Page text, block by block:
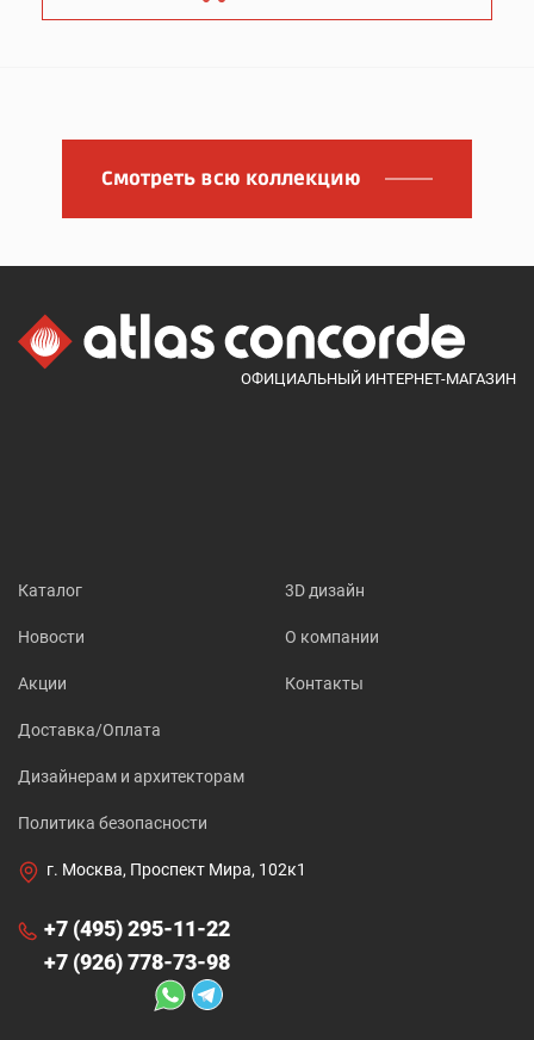
Смотреть всю коллекцию
ОФИЦИАЛЬНЫЙ ИНТЕРНЕТ-МАГАЗИН
Каталог
Новости
Акции
3D дизайн
О компании
Контакты
Доставка/Оплата
Дизайнерам и архитекторам
Политика безопасности
г. Москва, Проспект Мира, 102к1
+7 (495) 295-11-22
+7 (926) 778-73-98